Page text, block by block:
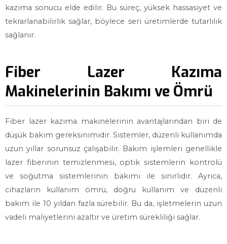
kazıma sonucu elde edilir. Bu süreç, yüksek hassasiyet ve
tekrarlanabilirlik sağlar, böylece seri üretimlerde tutarlılık
sağlanır.
Fiber Lazer Kazıma
Makinelerinin Bakımı ve Ömrü
Fiber lazer kazıma makinelerinin avantajlarından biri de
düşük bakım gereksinimidir. Sistemler, düzenli kullanımda
uzun yıllar sorunsuz çalışabilir. Bakım işlemleri genellikle
lazer fiberinin temizlenmesi, optik sistemlerin kontrolü
ve soğutma sistemlerinin bakımı ile sınırlıdır. Ayrıca,
cihazların kullanım ömrü, doğru kullanım ve düzenli
bakım ile 10 yıldan fazla sürebilir. Bu da, işletmelerin uzun
vadeli maliyetlerini azaltır ve üretim sürekliliği sağlar.